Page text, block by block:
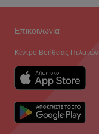
Επικοινωνία
Κέντρο Βοήθειας Πελατών